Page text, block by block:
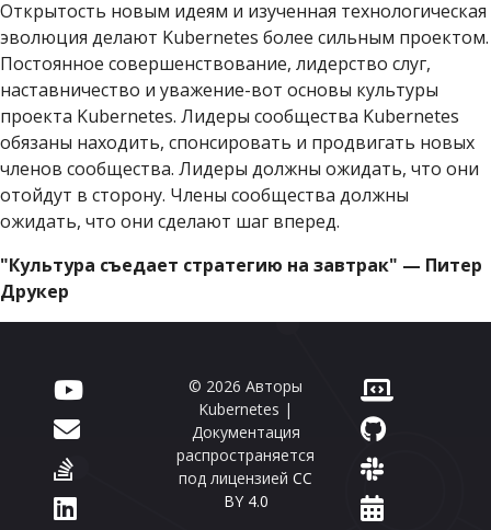
Открытость новым идеям и изученная технологическая
эволюция делают Kubernetes более сильным проектом.
Постоянное совершенствование, лидерство слуг,
наставничество и уважение-вот основы культуры
проекта Kubernetes. Лидеры сообщества Kubernetes
обязаны находить, спонсировать и продвигать новых
членов сообщества. Лидеры должны ожидать, что они
отойдут в сторону. Члены сообщества должны
ожидать, что они сделают шаг вперед.
"Культура съедает стратегию на завтрак" — Питер
Друкер
© 2026 Авторы
Kubernetes |
Документация
распространяется
под лицензией CC
BY 4.0